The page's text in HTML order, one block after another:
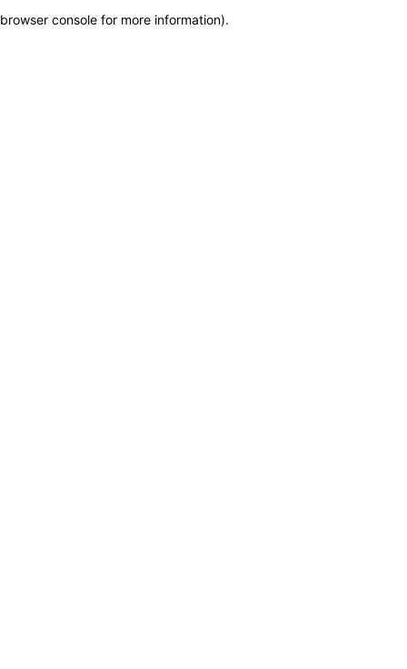
browser console for more information).